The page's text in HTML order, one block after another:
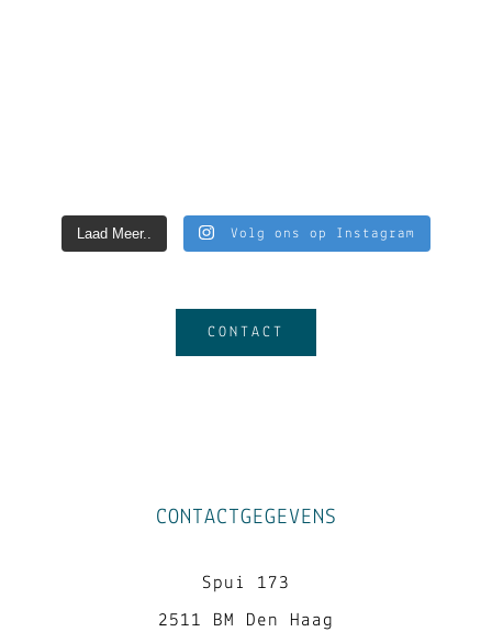
Laad Meer.. Volg ons op Instagram
CONTACT
CONTACTGEGEVENS
Spui 173
2511 BM Den Haag